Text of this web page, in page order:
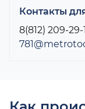
Контакты
8(812) 209-29-